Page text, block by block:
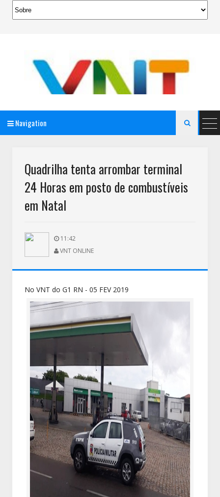
Navigation 
Quadrilha tenta arrombar terminal
24 Horas em posto de combustíveis
em Natal
11:42
VNT ONLINE
No VNT do G1 RN - 05 FEV 2019